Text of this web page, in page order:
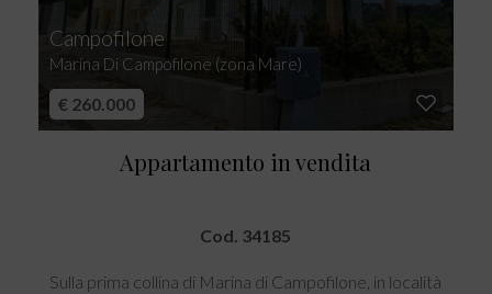
Campofilone
Marina Di Campofilone (zona Mare)
€ 260.000
Appartamento in vendita
Cod. 34185
Sulla prima collina di Marina di Campofilone, in località